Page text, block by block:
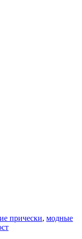
прически, модные